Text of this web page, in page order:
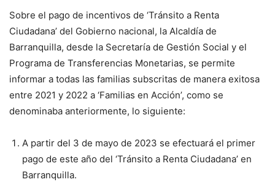
Sobre el pago de incentivos de ‘Tránsito a Renta
Ciudadana’ del Gobierno nacional, la Alcaldía de
Barranquilla, desde la Secretaría de Gestión Social y el
Programa de Transferencias Monetarias, se permite
informar a todas las familias subscritas de manera exitosa
entre 2021 y 2022 a ‘Familias en Acción’, como se
denominaba anteriormente, lo siguiente:
A partir del 3 de mayo de 2023 se efectuará el primer
pago de este año del ‘Tránsito a Renta Ciudadana’ en
Barranquilla.